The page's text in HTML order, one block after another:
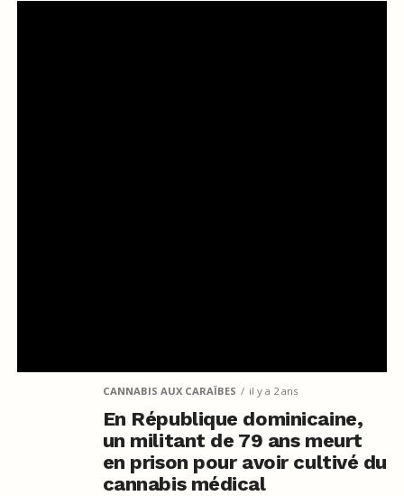
CANNABIS AUX CARAÏBES il y a 2 ans
En République dominicaine,
un militant de 79 ans meurt
en prison pour avoir cultivé du
cannabis médical